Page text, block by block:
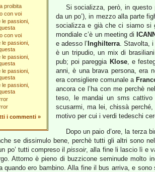
proibita
con voi
passioni,
con voi
passioni,
passioni,
passioni,
passioni,
i commenti »
Si socializza, però, in
da un po’), in mezzo alla parte
socializza e già che ci siamo
mondiale c’è un meeting di
e adesso l’ Inghilterra. Stavolta, i
è un tripudio, un mix di
pub; poi pareggia Klose, e
anni, è una brava persona, era
era consigliere comunale a
ancora ce l’ha con me perchè
teso, le mandai un sms
scusarmi, ma lei, chissà
motivo per cui i verdi tedeschi
Dopo un paio d’ore, la terza
se dissimulo bene, perchè tutti gli altri sono
po’ tutti compreso ilpissoir, alla fine li lascio lì e
Attorno è pieno di buzzicone seminude molto
ero bambino. Alla fine il bus arriva, e